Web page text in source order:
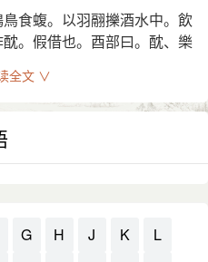
鳥食蝮。以羽翮擽酒水中。飲
。假借也。酉部曰。酖、樂
雌曰陰諧。淮南書云。暉日
全文 ∨
G H J K
L